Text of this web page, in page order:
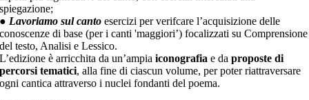
spiegazione;
● Lavoriamo sul canto esercizi per verifcare l’acquisizione delle
conoscenze di base (per i canti 'maggiori’) focalizzati su Comprensione
del testo, Analisi e Lessico.
L’edizione è arricchita da un’ampiaiconografia e daproposte di
percorsi tematici, alla fine di ciascun volume, per poter riattraversare
ogni cantica attraverso i nuclei fondanti del poema.